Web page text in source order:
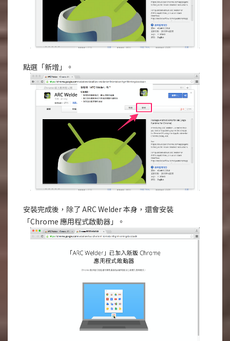
點選「新增」。
安裝完成後，除了 ARC Welder 本身，還會安裝
「Chrome 應用程式啟動器」。